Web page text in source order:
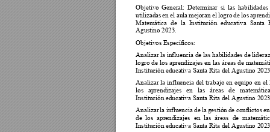
Objetivo General: Determinar si las habilidades
utilizadas en el aula mejoran el logro de los
Matemática de la Institución educativa Santa
Agustino 2023.
Objetivos Específicos:
Analizar la influencia de las habilidades de
logro de los aprendizajes en las áreas de
Institución educativa Santa Rita del Agustino
Analizar la influencia del trabajo en equipo en el
los aprendizajes en las áreas de
Institución educativa Santa Rita del Agustino
Analizar la influencia de la gestión de conflictos
de los aprendizajes en las áreas de
Institución educativa Santa Rita del Agustino